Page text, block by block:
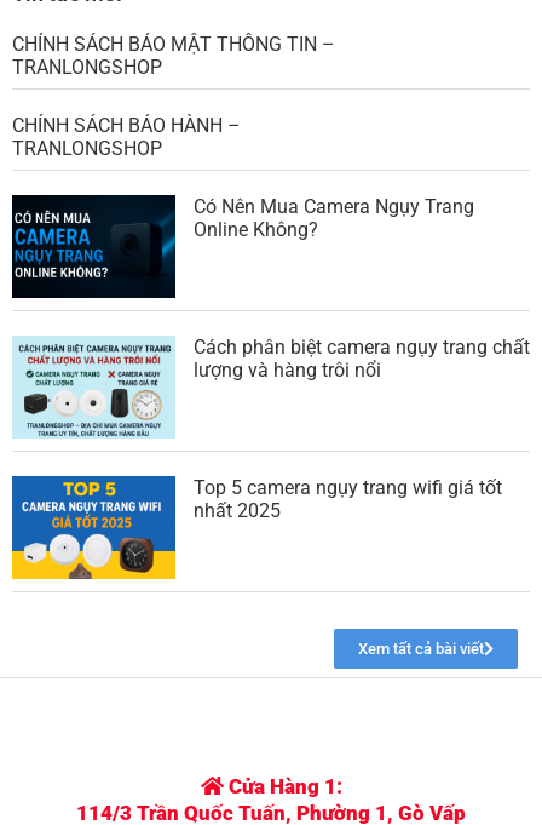
Có Nên Mua Camera Ngụy Trang
Cách phân biệt camera ngụy trang chất
lượng và hàng trôi nổi
Top 5 camera ngụy trang wifi giá tốt
nhất 2025
Xem tất cả bài viết
Cửa Hàng 1:
114/3 Trần Quốc Tuấn, Phường 1, Gò Vấp
Điện thoại: 0798 377 776
Zalo: 0798 377 776